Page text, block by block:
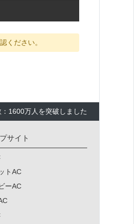
ください。
1600万人を突破しました
サイト
トAC
ーAC